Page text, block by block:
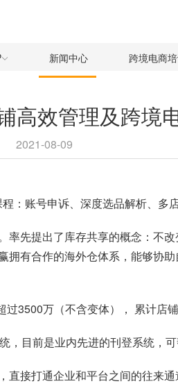
新闻中心 跨境电商
高效管理及跨境
2021-08-09
账号申诉、深度选品解析、多
先提出了库存共享的概念：不
有合作的海外仓体系，能够协
3500万（不含变体）， 累计店
目前是业内先进的刊登系统，
接打通企业和平台之间的往来